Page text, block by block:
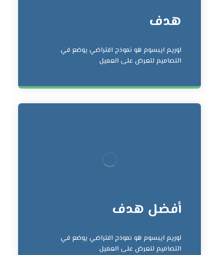
هدف
لوريم ايبسوم هو نموذج افتراضي يوضع في
التصاميم لتعرض على العميل
أفضل هدف
لوريم ايبسوم هو نموذج افتراضي يوضع في
التصاميم لتعرض على العميل